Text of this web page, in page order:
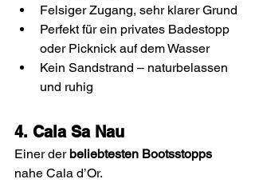
Felsiger Zugang, sehr klarer Grund
Perfekt für ein privates Badestopp
oder Picknick auf dem Wasser
Kein Sandstrand – naturbelassen
und ruhig
4. Cala Sa Nau
Einer der beliebtesten Bootsstopps
nahe Cala d’Or.